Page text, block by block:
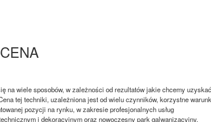
na wiele sposobów, w zależności od rezultatów jakie chcemy
tej techniki, uzależniona jest od wielu czynników, korzystne
pozycji na rynku, w zakresie profesjonalnych usług
i dekoracyjnym oraz nowoczesny park galwanizacyjny,